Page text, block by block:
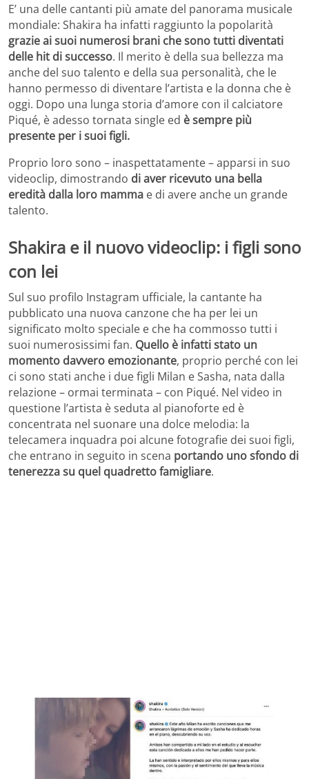
E’ una delle cantanti più amate del panorama musicale
mondiale: Shakira ha infatti raggiunto la popolarità
grazie ai suoi numerosi brani che sono tutti diventati
delle hit di successo. Il merito è della sua bellezza ma
anche del suo talento e della sua personalità, che le
hanno permesso di diventare l’artista e la donna che è
oggi. Dopo una lunga storia d’amore con il calciatore
Piqué, è adesso tornata single ed è sempre più
presente per i suoi figli.
Proprio loro sono – inaspettatamente – apparsi in suo
videoclip, dimostrando di aver ricevuto una bella
eredità dalla loro mamma e di avere anche un grande
talento.
Shakira e il nuovo videoclip: i figli sono
con lei
Sul suo profilo Instagram ufficiale, la cantante ha
pubblicato una nuova canzone che ha per lei un
significato molto speciale e che ha commosso tutti i
suoi numerosissimi fan. Quello è infatti stato un
momento davvero emozionante, proprio perché con lei
ci sono stati anche i due figli Milan e Sasha, nata dalla
relazione – ormai terminata – con Piqué. Nel video in
questione l’artista è seduta al pianoforte ed è
concentrata nel suonare una dolce melodia: la
telecamera inquadra poi alcune fotografie dei suoi figli,
che entrano in seguito in scena portando uno sfondo di
tenerezza su quel quadretto famigliare.